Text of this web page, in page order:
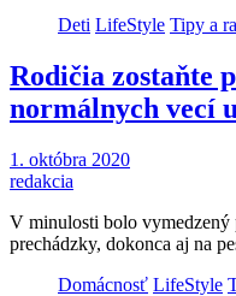
Deti LifeStyle Tipy a
Rodičia zostaňte
normálnych vecí
1. októbra 2020
redakcia
V minulosti bolo vymedzený
prechádzky, dokonca aj na
Domácnosť LifeStyle